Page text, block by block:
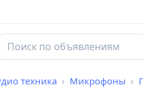
техника Микрофоны